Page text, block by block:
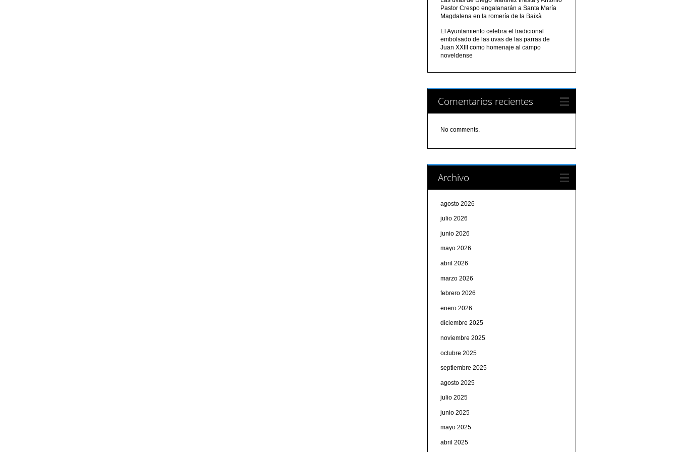
Pastor Crespo engalanarán a Santa María
Magdalena en la romería de la Baixà
El Ayuntamiento celebra el tradicional
embolsado de las uvas de las parras de
Juan XXIII como homenaje al campo
noveldense
Comentarios recientes
No comments.
Archivo
agosto 2026
julio 2026
junio 2026
mayo 2026
abril 2026
marzo 2026
febrero 2026
enero 2026
diciembre 2025
noviembre 2025
octubre 2025
septiembre 2025
agosto 2025
julio 2025
junio 2025
mayo 2025
abril 2025